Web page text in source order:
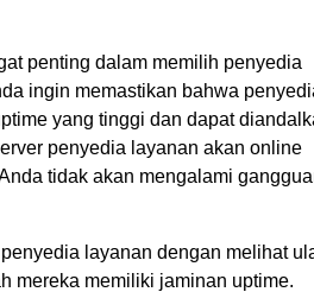
penting dalam memilih penyedia
ingin memastikan bahwa
yang tinggi dan dapat
penyedia layanan akan online
tidak akan mengalami
layanan dengan melihat
mereka memiliki jaminan uptime.